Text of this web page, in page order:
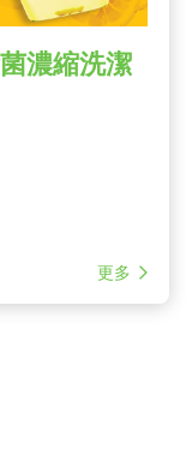
濃縮洗潔
更多